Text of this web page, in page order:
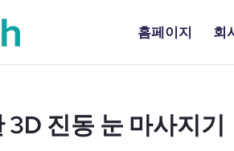
홈페이지 회
진동 눈 마사지기